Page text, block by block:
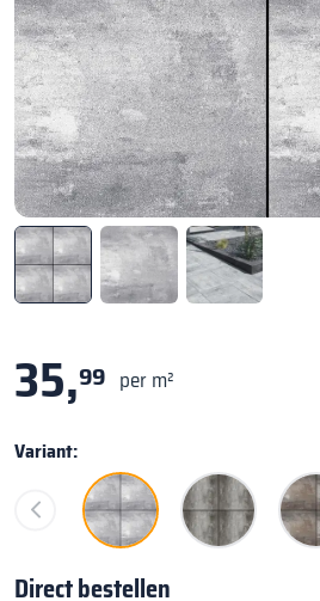
35,99 per m²
Variant:
Direct bestellen